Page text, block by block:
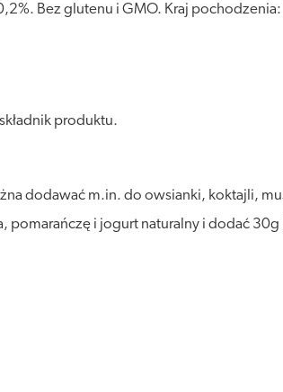
Bez glutenu i GMO. Kraj pochodzenia:
produktu.
dodawać m.in. do owsianki, koktajli,
i jogurt naturalny i dodać